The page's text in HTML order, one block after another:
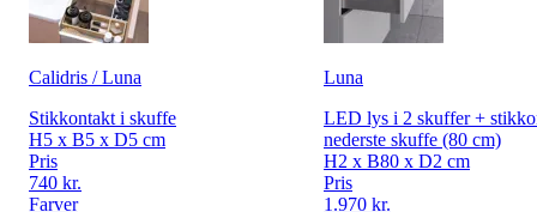
Calidris / Luna
Stikkontakt i skuffe
H5 x B5 x D5 cm
Pris
740 kr.
Farver
Luna
LED lys i 2 skuffer +
nederste skuffe (80 cm)
H2 x B80 x D2 cm
Pris
1.970 kr.